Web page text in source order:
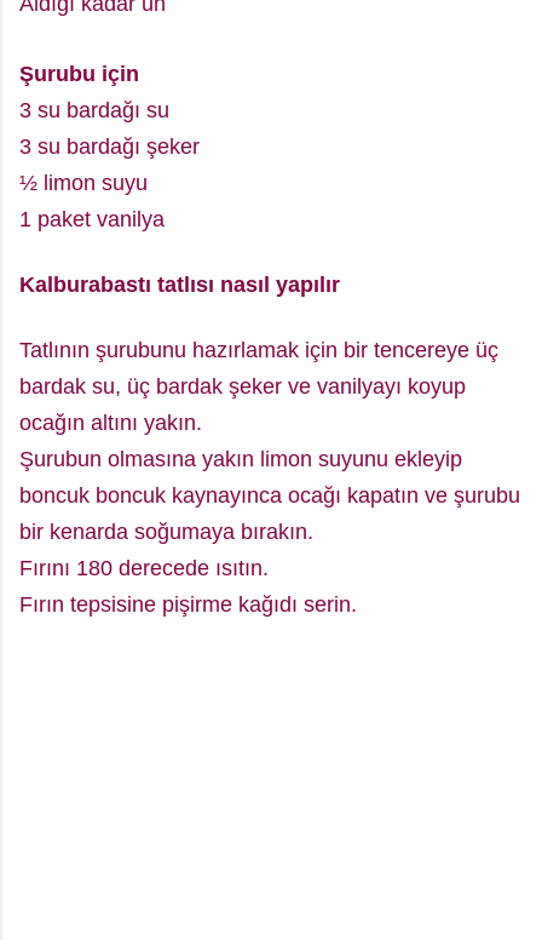
Şurubu için
3 su bardağı su
3 su bardağı şeker
½ limon suyu
1 paket vanilya
Kalburabastı tatlısı nasıl yapılır
Tatlının şurubunu hazırlamak için bir tencereye üç
bardak su, üç bardak şeker ve vanilyayı koyup
ocağın altını yakın.
Şurubun olmasına yakın limon suyunu ekleyip
boncuk boncuk kaynayınca ocağı kapatın ve şurubu
bir kenarda soğumaya bırakın.
Fırını 180 derecede ısıtın.
Fırın tepsisine pişirme kağıdı serin.